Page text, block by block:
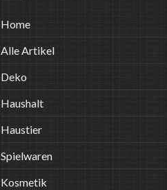
Home
Alle Artikel
Deko
Haushalt
Haustier
Spielwaren
Kosmetik